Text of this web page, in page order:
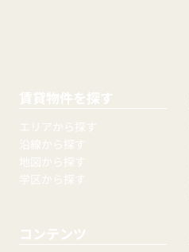
賃貸物件を探す
エリアから探す
沿線から探す
地図から探す
学区から探す
コンテンツ